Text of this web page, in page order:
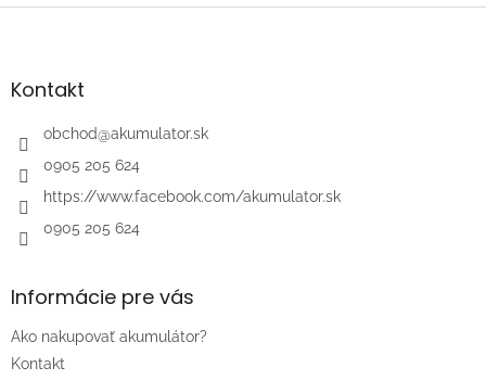
Z
äKontakt
obchod@akumulator.sk
0905 205 624
https://www.facebook.com/akumulator.sk
0905 205 624
Informácie pre vás
Ako nakupovať akumulátor?
Kontakt